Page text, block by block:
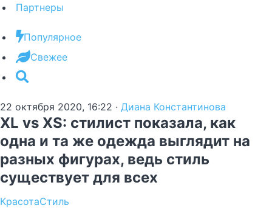
Партнеры
Популярное
Свежее
22 октября 2020, 16:22 · Диана Константинова
XL vs XS: стилист показала, как
одна и та же одежда выглядит на
разных фигурах, ведь стиль
существует для всех
КрасотаСтиль